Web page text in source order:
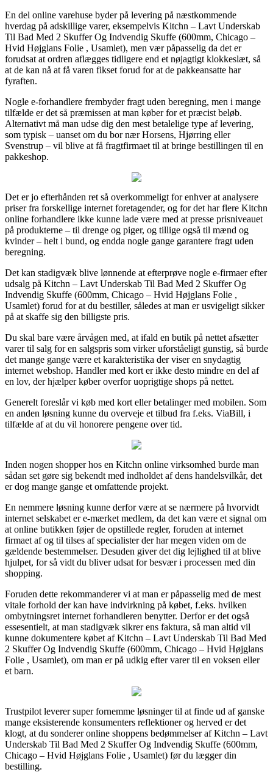
En del online varehuse byder på levering på næstkommende
hverdag på adskillige varer, eksempelvis Kitchn – Lavt Underskab
Til Bad Med 2 Skuffer Og Indvendig Skuffe (600mm, Chicago –
Hvid Højglans Folie , Usamlet), men vær påpasselig da det er
forudsat at ordren aflægges tidligere end et nøjagtigt klokkeslæt, så
at de kan nå at få varen fikset forud for at de pakkeansatte har
fyraften.
Nogle e-forhandlere frembyder fragt uden beregning, men i mange
tilfælde er det så præmissen at man køber for et præcist beløb.
Alternativt må man udse dig den mest betalelige type af levering,
som typisk – uanset om du bor nær Horsens, Hjørring eller
Svenstrup – vil blive at få fragtfirmaet til at bringe bestillingen til en
pakkeshop.
Det er jo efterhånden ret så overkommeligt for enhver at analysere
priser fra forskellige internet foretagender, og for det har flere Kitchn
online forhandlere ikke kunne lade være med at presse prisniveauet
på produkterne – til drenge og piger, og tillige også til mænd og
kvinder – helt i bund, og endda nogle gange garantere fragt uden
beregning.
Det kan stadigvæk blive lønnende at efterprøve nogle e-firmaer efter
udsalg på Kitchn – Lavt Underskab Til Bad Med 2 Skuffer Og
Indvendig Skuffe (600mm, Chicago – Hvid Højglans Folie ,
Usamlet) forud for at du bestiller, således at man er usvigeligt sikker
på at skaffe sig den billigste pris.
Du skal bare være årvågen med, at ifald en butik på nettet afsætter
varer til salg for en salgspris som virker uforståeligt gunstig, så burde
det mange gange være et karakteristika der viser en snydagtig
internet webshop. Handler med kort er ikke desto mindre en del af
en lov, der hjælper køber overfor uoprigtige shops på nettet.
Generelt foreslår vi køb med kort eller betalinger med mobilen. Som
en anden løsning kunne du overveje et tilbud fra f.eks. ViaBill, i
tilfælde af at du vil honorere pengene over tid.
Inden nogen shopper hos en Kitchn online virksomhed burde man
sådan set gøre sig bekendt med indholdet af dens handelsvilkår, det
er dog mange gange et omfattende projekt.
En nemmere løsning kunne derfor være at se nærmere på hvorvidt
internet selskabet er e-mærket medlem, da det kan være et signal om
at online butikken føjer de opstillede regler, foruden at internet
firmaet af og til tilses af specialister der har megen viden om de
gældende bestemmelser. Desuden giver det dig lejlighed til at blive
hjulpet, for så vidt du bliver udsat for besvær i processen med din
shopping.
Foruden dette rekommanderer vi at man er påpasselig med de mest
vitale forhold der kan have indvirkning på købet, f.eks. hvilken
ombytningsret internet forhandleren benytter. Derfor er det også
essesentielt, at man stadigvæk sikrer ens faktura, så man altid vil
kunne dokumentere købet af Kitchn – Lavt Underskab Til Bad Med
2 Skuffer Og Indvendig Skuffe (600mm, Chicago – Hvid Højglans
Folie , Usamlet), om man er på udkig efter varer til en voksen eller
et barn.
Trustpilot leverer super fornemme løsninger til at finde ud af ganske
mange eksisterende konsumenters reflektioner og herved er det
klogt, at du sonderer online shoppens bedømmelser af Kitchn – Lavt
Underskab Til Bad Med 2 Skuffer Og Indvendig Skuffe (600mm,
Chicago – Hvid Højglans Folie , Usamlet) før du lægger din
bestilling.